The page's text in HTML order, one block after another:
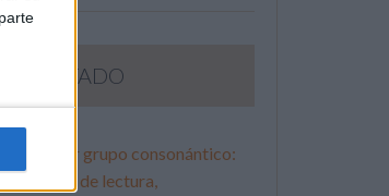
VISITADO
Primer grupo consonántico:
Fichas de lectura,